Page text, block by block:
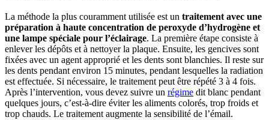
La méthode la plus couramment utilisée est un traitement avec une
préparation à haute concentration de peroxyde d’hydrogène et
une lampe spéciale pour l’éclairage. La première étape consiste à
enlever les dépôts et à nettoyer la plaque. Ensuite, les gencives sont
fixées avec un agent approprié et les dents sont blanchies. Il reste sur
les dents pendant environ 15 minutes, pendant lesquelles la radiation
est effectuée. Si nécessaire, le traitement peut être répété 3 à 4 fois.
Après l’intervention, vous devez suivre un régime dit blanc pendant
quelques jours, c’est-à-dire éviter les aliments colorés, trop froids et
trop chauds. Le traitement augmente la sensibilité de l’émail.